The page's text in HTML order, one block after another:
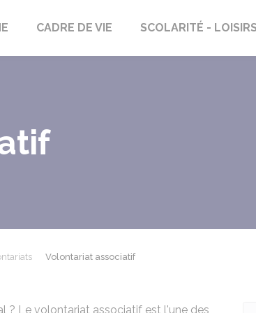
CADRE DE VIE SCOLARITÉ -
Volontariat associatif
? Le volontariat associatif est l'une des